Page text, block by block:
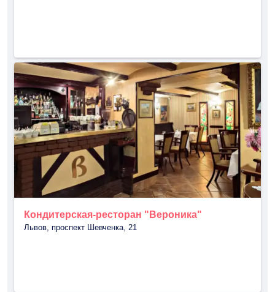
Кондитерская-ресторан "Вероника"
Львов, проспект Шевченка, 21